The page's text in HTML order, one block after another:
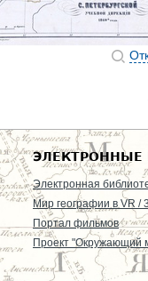
ЭЛЕКТРОННЫЕ
Электронная
Мир географии в VR /
Портал фильмов
Проект "Окружающий